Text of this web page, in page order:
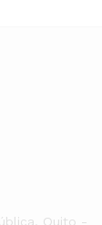
Quito -